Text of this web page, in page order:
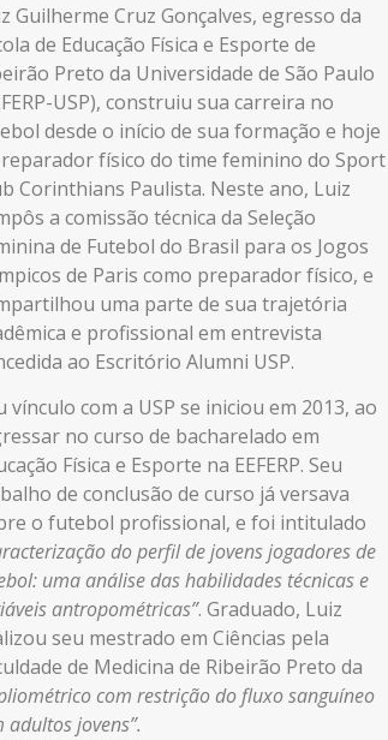
Guilherme Cruz Gonçalves, egresso da
de Educação Física e Esporte de
Preto da Universidade de São Paulo
USP), construiu sua carreira no
desde o início de sua formação e hoje
físico do time feminino do Sport
Corinthians Paulista. Neste ano, Luiz
a comissão técnica da Seleção
de Futebol do Brasil para os Jogos
de Paris como preparador físico, e
uma parte de sua trajetória
e profissional em entrevista
ao Escritório Alumni USP.
vínculo com a USP se iniciou em 2013, ao
no curso de bacharelado em
Física e Esporte na EEFERP. Seu
de conclusão de curso já versava
o futebol profissional, e foi intitulado
do perfil de jovens jogadores de
uma análise das habilidades técnicas e
antropométricas”. Graduado, Luiz
seu mestrado em Ciências pela
de Medicina de Ribeirão Preto da
com restrição do fluxo sanguíneo
jovens”.